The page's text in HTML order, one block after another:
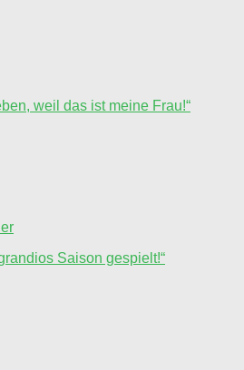
weil das ist meine Frau!“
Saison gespielt!“